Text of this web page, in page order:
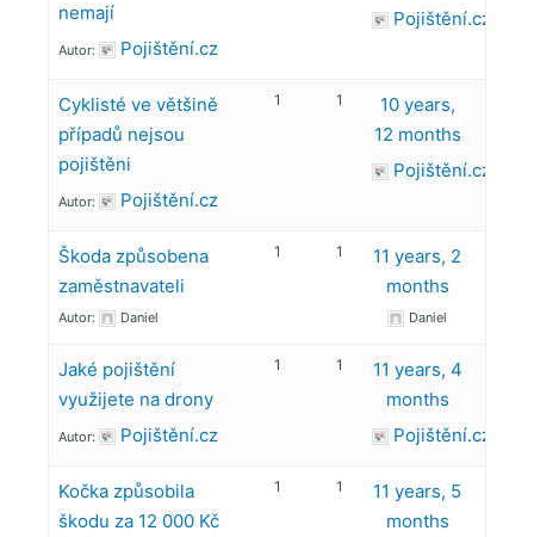
nemají
Autor: Pojištění.cz
Pojištění.cz
Cyklisté ve většině
případů nejsou
pojištěni
Autor: Pojištění.cz
1 1
10 years,
12 months
Pojištění.cz
Škoda způsobena
zaměstnavateli
Autor: Daniel
1 1
11 years, 2
months
Daniel
Jaké pojištění
využijete na drony
Autor: Pojištění.cz
1 1
11 years, 4
months
Pojištění.cz
Kočka způsobila
škodu za 12 000 Kč
1 1
11 years, 5
months